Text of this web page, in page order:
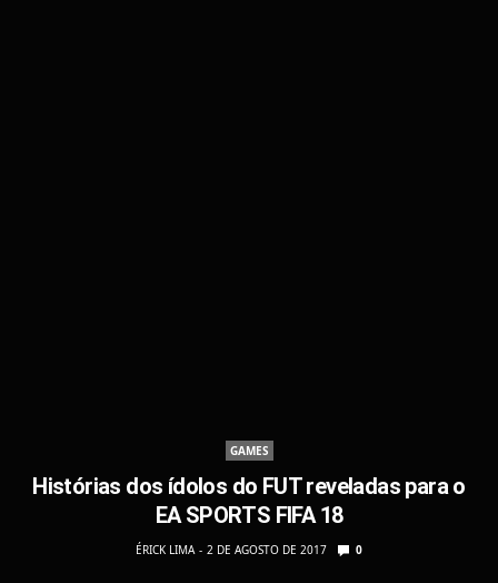
GAMES
Histórias dos ídolos do FUT reveladas para o
EA SPORTS FIFA 18
ÉRICK LIMA 2 DE AGOSTO DE 2017 0